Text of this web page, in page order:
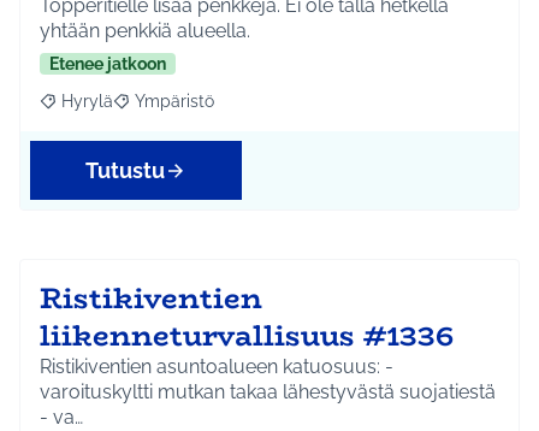
Topperitielle lisää penkkejä. Ei ole tällä hetkellä
yhtään penkkiä alueella.
Etenee jatkoon
Rajaa tulokset aihepiirin mukaan: Hyrylä
Hyrylä Rajaa tulokset teeman mukaan: Ympäristö
Ympäristö
Tutustu
Ristikiventien
liikenneturvallisuus #1336
Ristikiventien asuntoalueen katuosuus: -
varoituskyltti mutkan takaa lähestyvästä suojatiestä
- va…